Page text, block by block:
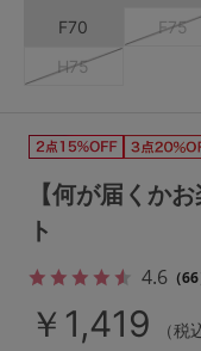
LL-EF
その他から探す
お気に入り
新着アイテム
ランキング
WEB限定アイテム
【何が届くか
ト
4.6（66
￥1,419 （税
F70
F75
H75